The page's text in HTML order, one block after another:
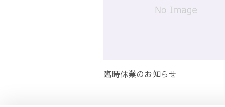
臨時休業のお知らせ